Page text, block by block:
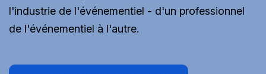
l'industrie de l'événementiel - d'un professionnel
de l'événementiel à l'autre.